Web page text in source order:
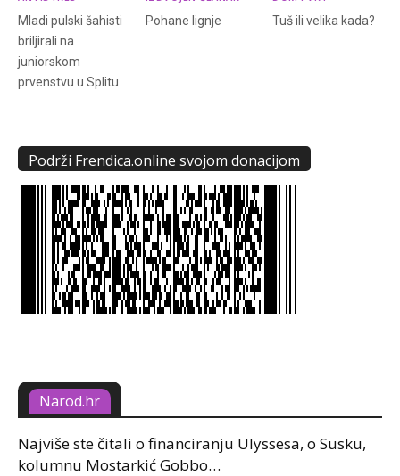
Mladi pulski šahisti
briljirali na
juniorskom
prvenstvu u Splitu
Pohane lignje Tuš ili velika kada?
Podrži Frendica.online svojom donacijom
Narod.hr
Najviše ste čitali o financiranju Ulyssesa, o Susku,
kolumnu Mostarkić Gobbo…